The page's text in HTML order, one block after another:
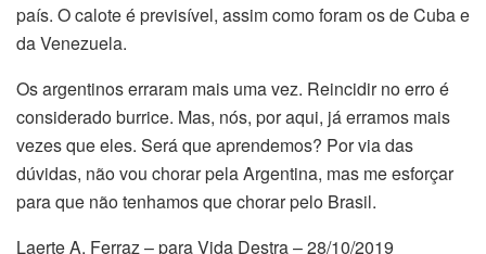
país. O calote é previsível, assim como foram os de Cuba e
da Venezuela.
Os argentinos erraram mais uma vez. Reincidir no erro é
considerado burrice. Mas, nós, por aqui, já erramos mais
vezes que eles. Será que aprendemos? Por via das
dúvidas, não vou chorar pela Argentina, mas me esforçar
para que não tenhamos que chorar pelo Brasil.
Laerte A. Ferraz – para Vida Destra – 28/10/2019